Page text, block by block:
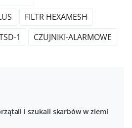
FILTR HEXAMESH
1
CZUJNIKI-ALARMOWE
i szukali skarbów w ziemi